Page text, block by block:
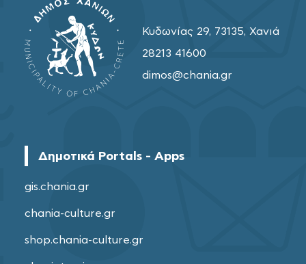
Κυδωνίας 29, 73135, Χανιά
28213 41600
dimos@chania.gr
Δημοτικά Portals - Apps
gis.chania.gr
chania-culture.gr
shop.chania-culture.gr